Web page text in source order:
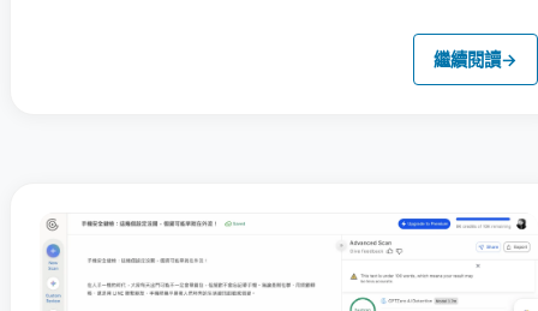
繼續閱讀→